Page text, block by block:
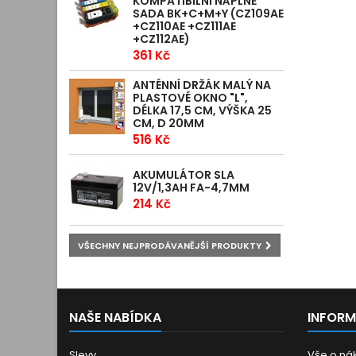
SADA BK+C+M+Y (CZ109AE
+CZ110AE +CZ111AE
+CZ112AE)
361 Kč
ANTÉNNÍ DRŽÁK MALÝ NA
PLASTOVÉ OKNO "L",
DÉLKA 17,5 CM, VÝŠKA 25
CM, D 20MM
516 Kč
AKUMULÁTOR SLA
12V/1,3AH FA-4,7MM
214 Kč
VŠECHNY NEJPRODÁVANĚJŠÍ PRODUKTY
NAŠE NABÍDKA